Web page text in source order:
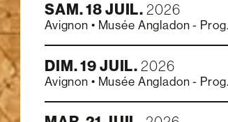
SAM.18JUIL. 2026
Avignon • Musée Angladon -
DIM.19JUIL. 2026
Avignon • Musée Angladon -